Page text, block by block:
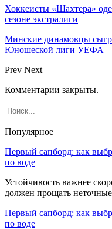
Хоккеисты «Шахтера»
сезоне экстралиги
Минские динамовцы
Юношеской лиги УЕФА
Prev Next
Комментарии закрыты.
Популярное
Первый сапборд: как
по воде
Устойчивость важнее
должен прощать
Первый сапборд: как
по воде